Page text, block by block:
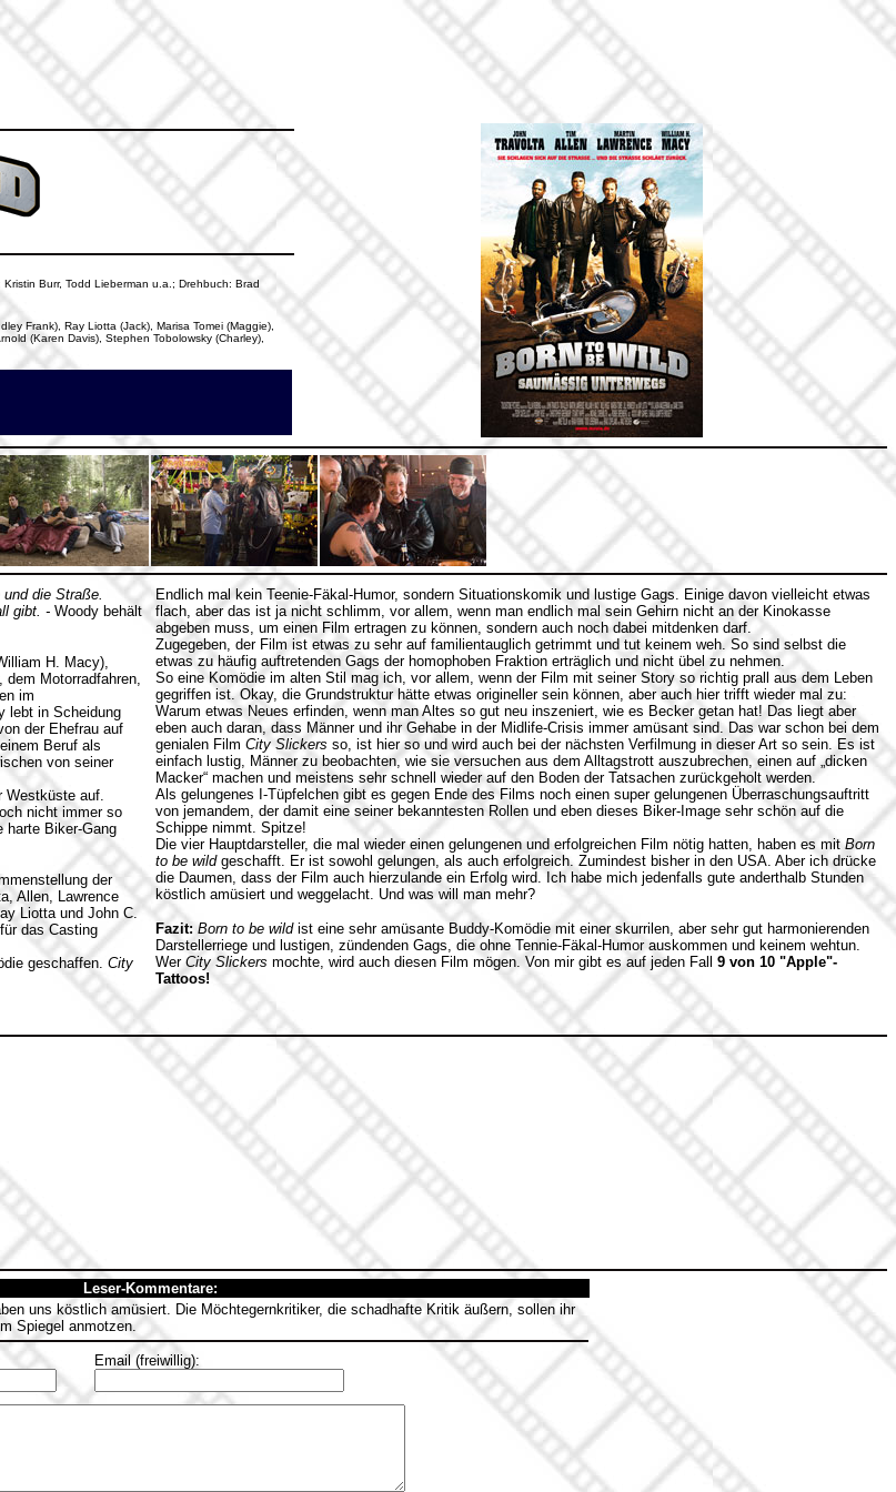
Burr, Todd Lieberman u.a.; Drehbuch: Brad
Frank), Ray Liotta (Jack), Marisa Tomei (Maggie),
(Karen Davis), Stephen Tobolowsky (Charley),
die Straße.
gibt. - Woody behält
H. Macy),
dem Motorradfahren,
im
lebt in Scheidung
der Ehefrau auf
Beruf als
von seiner
Westküste auf.
nicht immer so
harte Biker-Gang
der
Allen, Lawrence
Liotta und John C.
das Casting
geschaffen. City
Endlich mal kein Teenie-Fäkal-Humor, sondern Situationskomik und lustige Gags. Einige davon vielleicht etwas
flach, aber das ist ja nicht schlimm, vor allem, wenn man endlich mal sein Gehirn nicht an der Kinokasse
abgeben muss, um einen Film ertragen zu können, sondern auch noch dabei mitdenken darf.
Zugegeben, der Film ist etwas zu sehr auf familientauglich getrimmt und tut keinem weh. So sind selbst die
etwas zu häufig auftretenden Gags der homophoben Fraktion erträglich und nicht übel zu nehmen.
So eine Komödie im alten Stil mag ich, vor allem, wenn der Film mit seiner Story so richtig prall aus dem Leben
gegriffen ist. Okay, die Grundstruktur hätte etwas origineller sein können, aber auch hier trifft wieder mal zu:
Warum etwas Neues erfinden, wenn man Altes so gut neu inszeniert, wie es Becker getan hat! Das liegt aber
eben auch daran, dass Männer und ihr Gehabe in der Midlife-Crisis immer amüsant sind. Das war schon bei dem
genialen Film City Slickers so, ist hier so und wird auch bei der nächsten Verfilmung in dieser Art so sein. Es ist
einfach lustig, Männer zu beobachten, wie sie versuchen aus dem Alltagstrott auszubrechen, einen auf „dicken
Macker“ machen und meistens sehr schnell wieder auf den Boden der Tatsachen zurückgeholt werden.
Als gelungenes I-Tüpfelchen gibt es gegen Ende des Films noch einen super gelungenen Überraschungsauftritt
von jemandem, der damit eine seiner bekanntesten Rollen und eben dieses Biker-Image sehr schön auf die
Schippe nimmt. Spitze!
Die vier Hauptdarsteller, die mal wieder einen gelungenen und erfolgreichen Film nötig hatten, haben es mit Born
to be wildgeschafft. Er ist sowohl gelungen, als auch erfolgreich. Zumindest bisher in den USA. Aber ich drücke
die Daumen, dass der Film auch hierzulande ein Erfolg wird. Ich habe mich jedenfalls gute anderthalb Stunden
köstlich amüsiert und weggelacht. Und was will man mehr?
Fazit: Born to be wild ist eine sehr amüsante Buddy-Komödie mit einer skurrilen, aber sehr gut harmonierenden
Darstellerriege und lustigen, zündenden Gags, die ohne Tennie-Fäkal-Humor auskommen und keinem wehtun.
Wer City Slickers mochte, wird auch diesen Film mögen. Von mir gibt es auf jeden Fall 9 von 10 "Apple"-
Tattoos!
Leser-Kommentare:
uns köstlich amüsiert. Die Möchtegernkritiker, die schadhafte Kritik äußern, sollen ihr
Spiegel anmotzen.
Email (freiwillig):